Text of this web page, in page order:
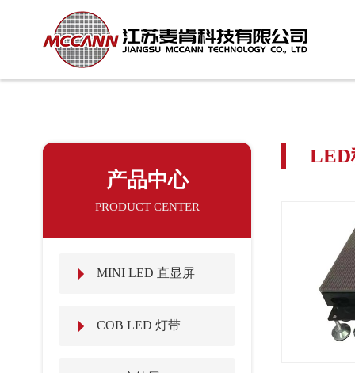
产品中心
PRODUCT CENTER
MINI LED 直显屏
COB LED 灯带
LED